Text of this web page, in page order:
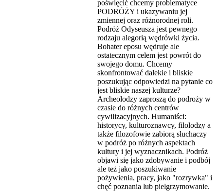
poświęcić chcemy problematyce
PODRÓŻY i ukazywaniu jej
zmiennej oraz różnorodnej roli.
Podróż Odyseusza jest pewnego
rodzaju alegorią wędrówki życia.
Bohater eposu wędruje ale
ostatecznym celem jest powrót do
swojego domu. Chcemy
skonfrontować dalekie i bliskie
poszukując odpowiedzi na pytanie co
jest bliskie naszej kulturze?
Archeolodzy zaproszą do podroży w
czasie do różnych centrów
cywilizacyjnych. Humaniści:
historycy, kulturoznawcy, filolodzy a
także filozofowie zabiorą słuchaczy
w podróż po różnych aspektach
kultury i jej wyznacznikach. Podróż
objawi się jako zdobywanie i podbój
ale też jako poszukiwanie
pożywienia, pracy, jako "rozrywka" i
chęć poznania lub pielgrzymowanie.